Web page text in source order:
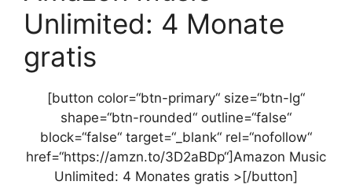
Unlimited: 4 Monate
gratis
[button color=“btn-primary“ size=“btn-lg“
shape=“btn-rounded“ outline=“false“
block=“false“ target=“_blank“ rel=“nofollow“
href=“https://amzn.to/3D2aBDp“]Amazon Music
Unlimited: 4 Monates gratis >[/button]